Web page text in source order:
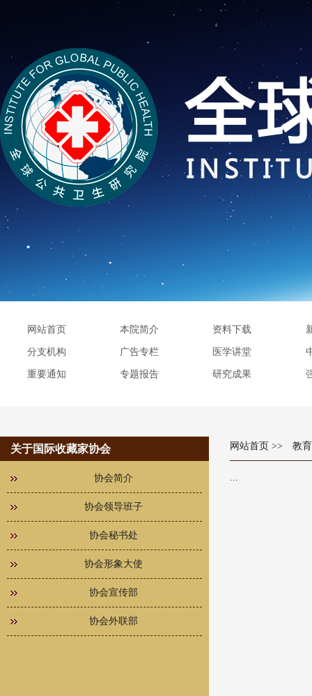
网站首页 本院简介 资料下载
分支机构 广告专栏 医学讲堂
重要通知 专题报告 研究成果
关于国际收藏家协会
协会简介
协会领导班子
协会秘书处
协会形象大使
协会宣传部
协会外联部
网站首页 >> 教育
...